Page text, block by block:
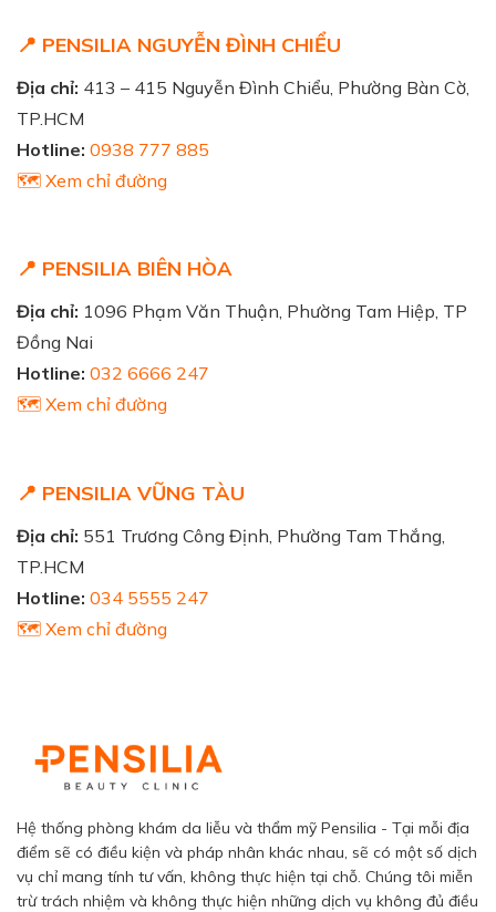
📍 PENSILIA NGUYỄN ĐÌNH CHIỂU
Địa chỉ: 413 – 415 Nguyễn Đình Chiểu, Phường Bàn Cờ,
TP.HCM
Hotline: 0938 777 885
🗺️ Xem chỉ đường
📍 PENSILIA BIÊN HÒA
Địa chỉ: 1096 Phạm Văn Thuận, Phường Tam Hiệp, TP
Đồng Nai
Hotline: 032 6666 247
🗺️ Xem chỉ đường
📍 PENSILIA VŨNG TÀU
Địa chỉ: 551 Trương Công Định, Phường Tam Thắng,
TP.HCM
Hotline: 034 5555 247
🗺️ Xem chỉ đường
Hệ thống phòng khám da liễu và thẩm mỹ Pensilia - Tại mỗi địa
điểm sẽ có điều kiện và pháp nhân khác nhau, sẽ có một số dịch
vụ chỉ mang tính tư vấn, không thực hiện tại chỗ. Chúng tôi miễn
trừ trách nhiệm và không thực hiện những dịch vụ không đủ điều